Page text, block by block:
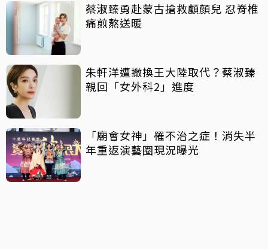
蔡淑臻勇赴蒙古搶救顱顏兒 忍脊椎
痛煎熬送暖
朱軒洋遭撤換王大陸取代？蔡淑臻
親回「女外科2」進度
「廟會女神」罹不治之症！消失半
年重返演藝圈現況曝光